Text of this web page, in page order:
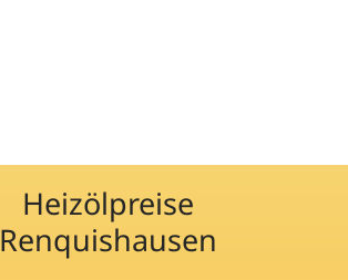
Heizölpreise
Renquishausen